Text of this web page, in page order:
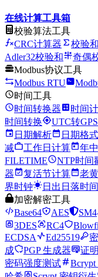
在线计算工具箱
校验算法工具
CRC计算器
校验
Adler32校验和
奇偶
Modbus协议工具
Modbus RTU
时间工具
时间转换器
时间
时间转换
UTC转
日期解析
日期格
减
工作日计算 年
FILETIME
NTP时间
器
复活节计算 老
界时钟
日出日落时间
加密解密工具
Base64
AES SM4
3DES
RC4
ECDSA
Ed25519
成
PGP 生成器 证
密码强度测试